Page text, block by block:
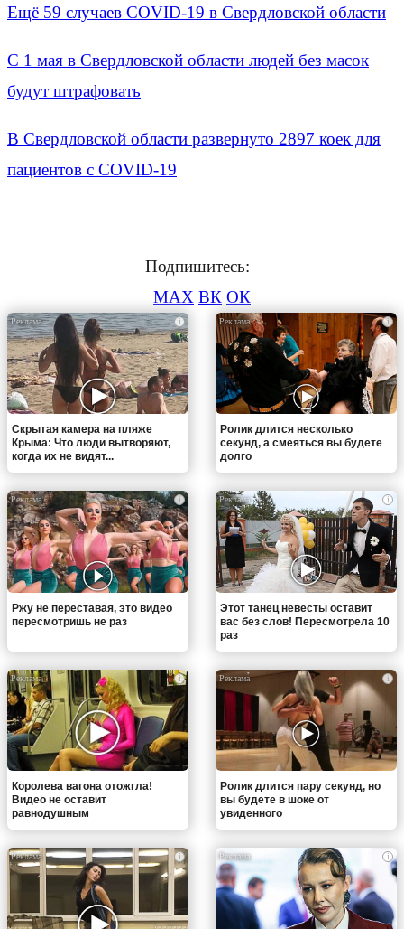
Ещё 59 случаев COVID-19 в Свердловской области
С 1 мая в Свердловской области людей без масок
будут штрафовать
В Свердловской области развернуто 2897 коек для
пациентов с COVID-19
Подпишитесь:
MAX ВК ОК
i
Скрытая камера на пляже
Крыма: Что люди вытворяют,
когда их не видят...
i
Ролик длится несколько
секунд, а смеяться вы будете
долго
i
Ржу не переставая, это видео
пересмотришь не раз
i
Этот танец невесты оставит
вас без слов! Пересмотрела 10
раз
i
Королева вагона отожгла!
Видео не оставит
равнодушным
i
Ролик длится пару секунд, но
вы будете в шоке от
увиденного
i i